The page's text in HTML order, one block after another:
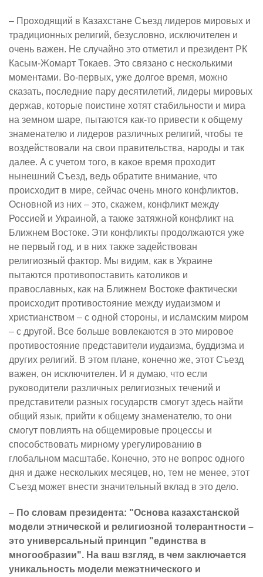
– Проходящий в Казахстане Съезд лидеров мировых и
традиционных религий, безусловно, исключителен и
очень важен. Не случайно это отметил и президент РК
Касым-Жомарт Токаев. Это связано с несколькими
моментами. Во-первых, уже долгое время, можно
сказать, последние пару десятилетий, лидеры мировых
держав, которые поистине хотят стабильности и мира
на земном шаре, пытаются как-то привести к общему
знаменателю и лидеров различных религий, чтобы те
воздействовали на свои правительства, народы и так
далее. А с учетом того, в какое время проходит
нынешний Съезд, ведь обратите внимание, что
происходит в мире, сейчас очень много конфликтов.
Основной из них – это, скажем, конфликт между
Россией и Украиной, а также затяжной конфликт на
Ближнем Востоке. Эти конфликты продолжаются уже
не первый год, и в них также задействован
религиозный фактор. Мы видим, как в Украине
пытаются противопоставить католиков и
православных, как на Ближнем Востоке фактически
происходит противостояние между иудаизмом и
христианством – с одной стороны, и исламским миром
– с другой. Все больше вовлекаются в это мировое
противостояние представители иудаизма, буддизма и
других религий. В этом плане, конечно же, этот Съезд
важен, он исключителен. И я думаю, что если
руководители различных религиозных течений и
представители разных государств смогут здесь найти
общий язык, прийти к общему знаменателю, то они
смогут повлиять на общемировые процессы и
способствовать мирному урегулированию в
глобальном масштабе. Конечно, это не вопрос одного
дня и даже нескольких месяцев, но, тем не менее, этот
Съезд может внести значительный вклад в это дело.
– По словам президента: "Основа казахстанской
модели этнической и религиозной толерантности –
это универсальный принцип "единства в
многообразии". На ваш взгляд, в чем заключается
уникальность модели межэтнического и